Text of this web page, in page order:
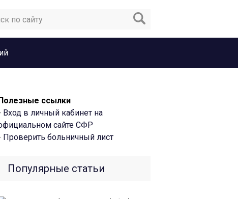
ссылки
Вход в личный кабинет на
сайте СФР
Проверить больничный лист
Популярные статьи